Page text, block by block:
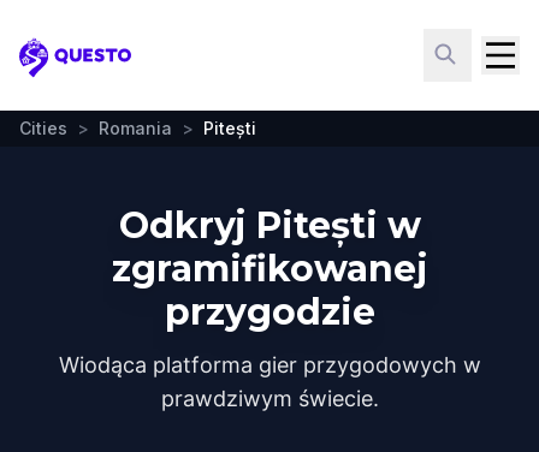
Questo
Cities > Romania > Pitești
Odkryj Pitești w
zgramifikowanej
przygodzie
Wiodąca platforma gier przygodowych w
prawdziwym świecie.